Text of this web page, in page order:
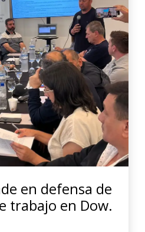
en defensa de
trabajo en Dow.